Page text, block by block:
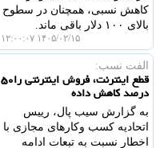
کاهش نسبی، همچنان در سطوح
بالای ۱۰۰ دلار باقی ماند.
۱۴۰۵/۰۲/۱۵ ۱۲:۰۰:۰۷
الفت نسب:
قطع اینترنت، فروش اینترنتی را۵۰
درصد کاهش داده
به گزارش سیب پال، رییس
اتحادیه کسب وکارهای مجازی با
اخطار نسبت به تبعات ادامه